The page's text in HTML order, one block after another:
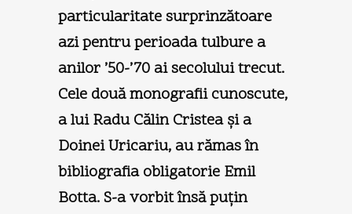
particularitate surprinzătoare
azi pentru perioada tulbure a
anilor ’50-’70 ai secolului trecut.
Cele două monografii cunoscute,
a lui Radu Călin Cristea şi a
Doinei Uricariu, au rămas în
bibliografia obligatorie Emil
Botta. S-a vorbit însă puţin